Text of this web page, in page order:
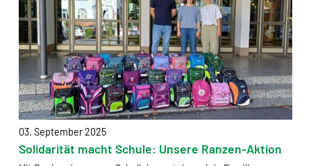
03. September 2025
Solidarität macht Schule: Unsere Ranzen-Aktion
Name:
__cfruid
Anbieter:
Sendinblue GmbH, Köpenicker Straße 126, 10179
Berlin
Zweck:
Einbindung der Newsletteranmeldung.